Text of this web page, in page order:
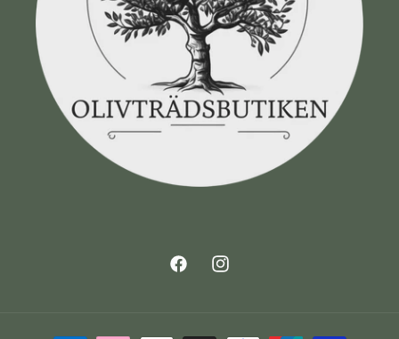
FacebookInstagram